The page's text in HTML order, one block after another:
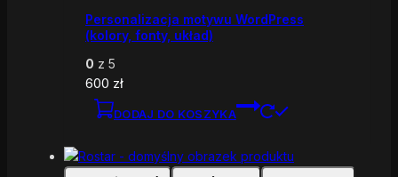
Personalizacja motywu WordPress
(kolory, fonty, układ)
0 z 5
600 zł
DODAJ DO KOSZYKA